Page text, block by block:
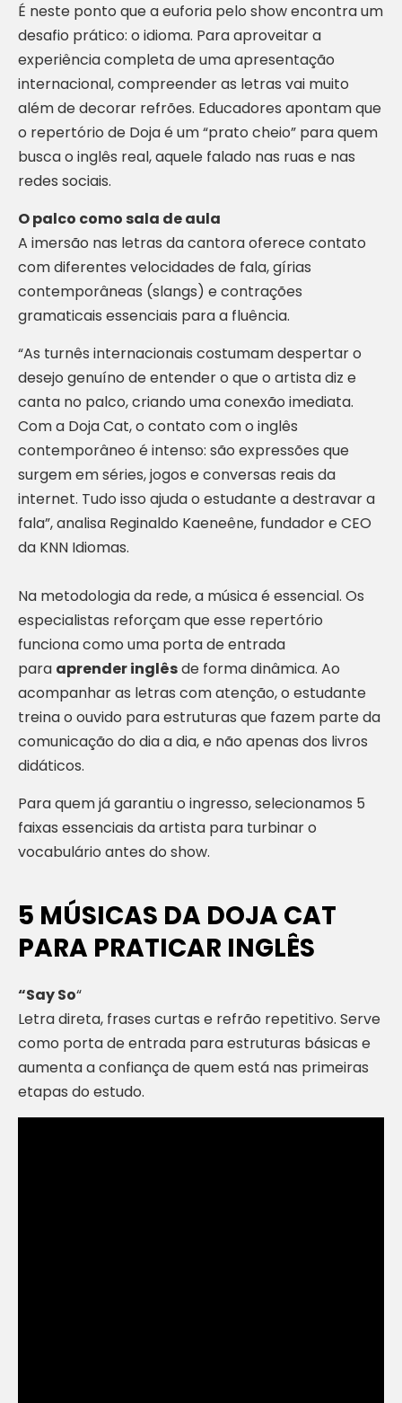
É neste ponto que a euforia pelo show encontra um
desafio prático: o idioma. Para aproveitar a
experiência completa de uma apresentação
internacional, compreender as letras vai muito
além de decorar refrões. Educadores apontam que
o repertório de Doja é um “prato cheio” para quem
busca o inglês real, aquele falado nas ruas e nas
redes sociais.
O palco como sala de aula
A imersão nas letras da cantora oferece contato
com diferentes velocidades de fala, gírias
contemporâneas (slangs) e contrações
gramaticais essenciais para a fluência.
“As turnês internacionais costumam despertar o
desejo genuíno de entender o que o artista diz e
canta no palco, criando uma conexão imediata.
Com a Doja Cat, o contato com o inglês
contemporâneo é intenso: são expressões que
surgem em séries, jogos e conversas reais da
internet. Tudo isso ajuda o estudante a destravar a
fala”, analisa Reginaldo Kaeneêne, fundador e CEO
da KNN Idiomas.
Na metodologia da rede, a música é essencial. Os
especialistas reforçam que esse repertório
funciona como uma porta de entrada
para aprender inglêsde forma dinâmica. Ao
acompanhar as letras com atenção, o estudante
treina o ouvido para estruturas que fazem parte da
comunicação do dia a dia, e não apenas dos livros
didáticos.
Para quem já garantiu o ingresso, selecionamos 5
faixas essenciais da artista para turbinar o
vocabulário antes do show.
5 MÚSICAS DA DOJA CAT
PARA PRATICAR INGLÊS
“Say So“
Letra direta, frases curtas e refrão repetitivo. Serve
como porta de entrada para estruturas básicas e
aumenta a confiança de quem está nas primeiras
etapas do estudo.